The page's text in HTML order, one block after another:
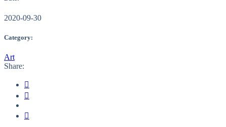
2020-09-30
Category:
Art
Share: